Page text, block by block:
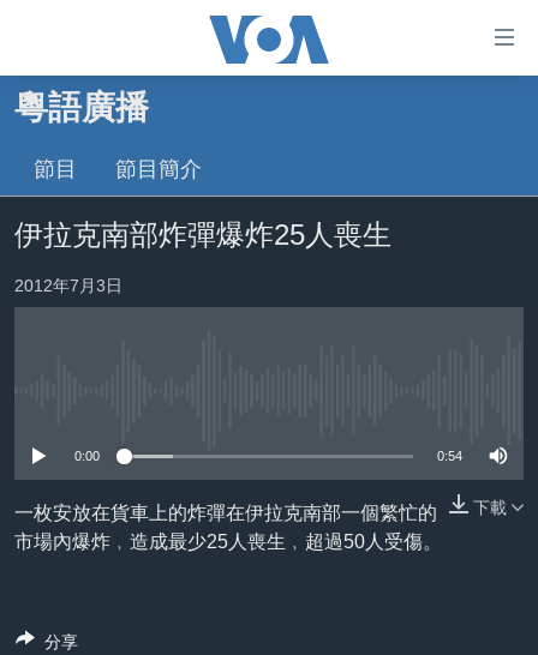
礙
轉
內
到
主頁
美國大選2024
台灣
美中關係
美國
中國
國際
視頻
粵語廣播
節目 節目簡介
伊拉克南部炸彈爆炸25人喪生
2012年7月3日
0:00 0:54
下載
一枚安放在貨車上的炸彈在伊拉克南部一個繁忙的
市場內爆炸﹐造成最少25人喪生﹐超過50人受傷。
分享